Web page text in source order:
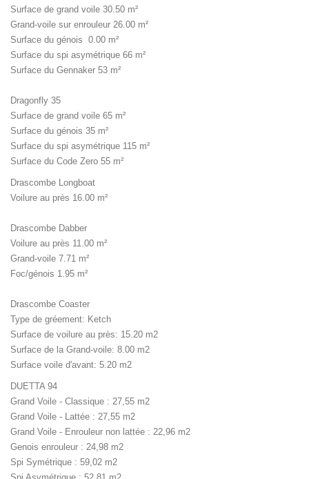
Surface de grand voile 30.50 m²
Grand-voile sur enrouleur 26.00 m²
Surface du génois 0.00 m²
Surface du spi asymétrique 66 m²
Surface du Gennaker 53 m²
Dragonfly 35
Surface de grand voile 65 m²
Surface du génois 35 m²
Surface du spi asymétrique 115 m²
Surface du Code Zero 55 m²
Drascombe Longboat
Voilure au près 16.00 m²
Drascombe Dabber
Voilure au près 11.00 m²
Grand-voile 7.71 m²
Foc/génois 1.95 m²
Drascombe Coaster
Type de gréement: Ketch
Surface de voilure au près: 15.20 m2
Surface de la Grand-voile: 8.00 m2
Surface voile d'avant: 5.20 m2
DUETTA 94
Grand Voile - Classique : 27,55 m2
Grand Voile - Lattée : 27,55 m2
Grand Voile - Enrouleur non lattée : 22,96 m2
Genois enrouleur : 24,98 m2
Spi Symétrique : 59,02 m2